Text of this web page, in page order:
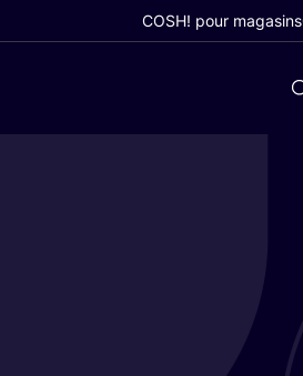
COSH! pour magasins